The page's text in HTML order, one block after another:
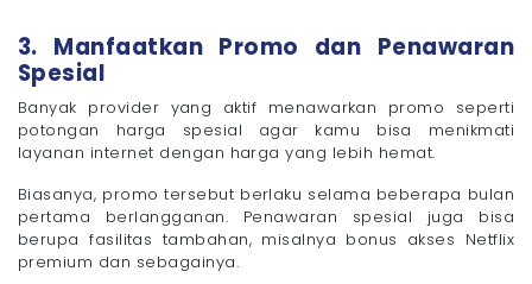
3. Manfaatkan Promo dan Penawaran
Spesial
Banyak provider yang aktif menawarkan promo seperti
potongan harga spesial agar kamu bisa menikmati
layanan internet dengan harga yang lebih hemat.
Biasanya, promo tersebut berlaku selama beberapa bulan
pertama berlangganan. Penawaran spesial juga bisa
berupa fasilitas tambahan, misalnya bonus akses Netflix
premium dan sebagainya.